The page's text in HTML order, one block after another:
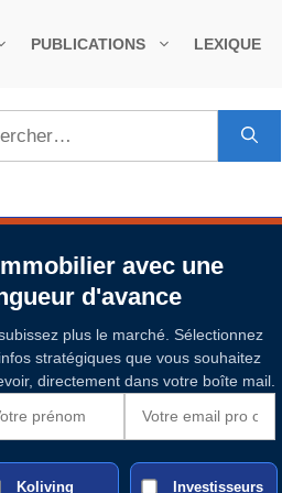
PUBLICATIONS LEXIQUE
avec une
d'avance
plus le marché. Sélectionnez
stratégiques que vous souhaitez
directement dans votre boîte mail.
Koliving
Investisseurs